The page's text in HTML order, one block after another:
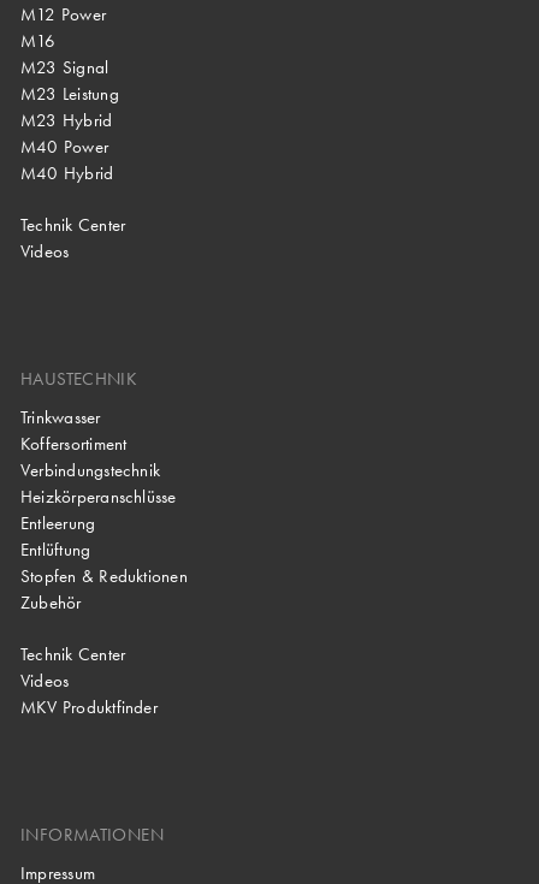
M12 Power
M16
M23 Signal
M23 Leistung
M23 Hybrid
M40 Power
M40 Hybrid
Technik Center
Videos
HAUSTECHNIK
Trinkwasser
Koffersortiment
Verbindungstechnik
Heizkörperanschlüsse
Entleerung
Entlüftung
Stopfen & Reduktionen
Zubehör
Technik Center
Videos
MKV Produktfinder
INFORMATIONEN
Impressum